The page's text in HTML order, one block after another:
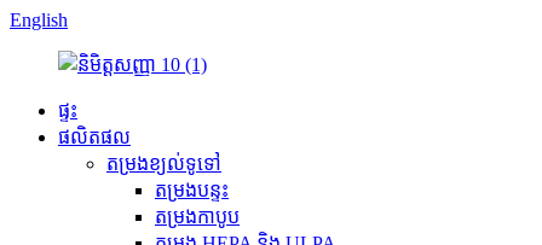
English
ផ្ទះ
ផលិតផល
តម្រងខ្យល់ទូទៅ
តម្រងបន្ទះ
តម្រងកាបូប